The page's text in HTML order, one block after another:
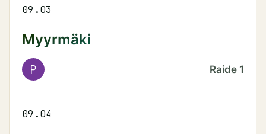
09.03
Myyrmäki
P Raide 1
09.04